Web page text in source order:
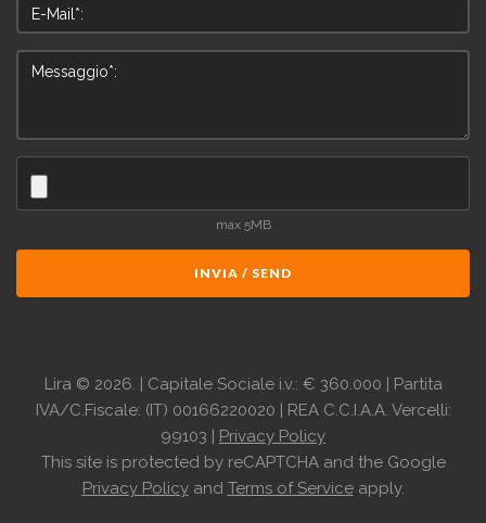
max 5MB
INVIA / SEND
Lira © 2026. | Capitale Sociale i.v.: € 360.000 | Partita
IVA/C.Fiscale: (IT) 00166220020 | REA C.C.I.A.A. Vercelli:
99103 | Privacy Policy
This site is protected by reCAPTCHA and the Google
Privacy Policyand Terms of Serviceapply.